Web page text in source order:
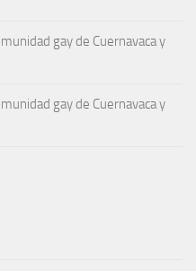
gay de Cuernavaca y
gay de Cuernavaca y